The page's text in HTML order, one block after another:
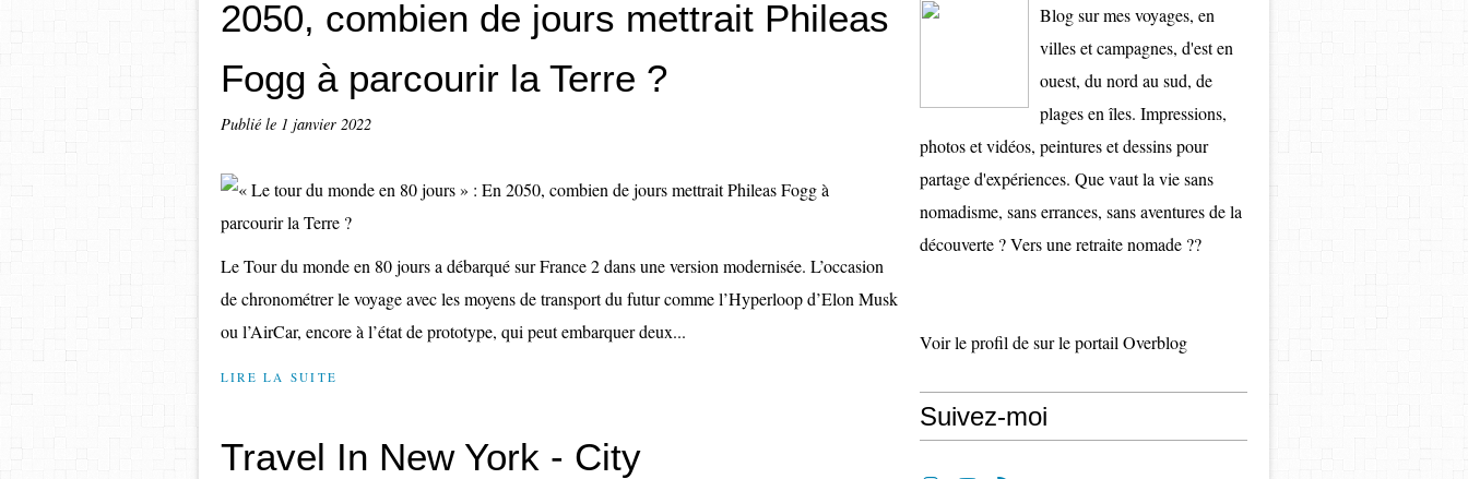
2050, combien de jours mettrait Phileas
Fogg à parcourir la Terre ?
Publié le 1 janvier 2022
Le Tour du monde en 80 jours a débarqué sur France 2 dans une version modernisée. L’occasion
de chronométrer le voyage avec les moyens de transport du futur comme l’Hyperloop d’Elon Musk
ou l’AirCar, encore à l’état de prototype, qui peut embarquer deux...
LIRE LA SUITE
Travel In New York - City
Blog sur mes voyages, en
villes et campagnes, d'est en
ouest, du nord au sud, de
plages en îles. Impressions,
photos et vidéos, peintures et dessins pour
partage d'expériences. Que vaut la vie sans
nomadisme, sans errances, sans aventures de la
découverte ? Vers une retraite nomade ??
Voir le profil desur le portail Overblog
Suivez-moi